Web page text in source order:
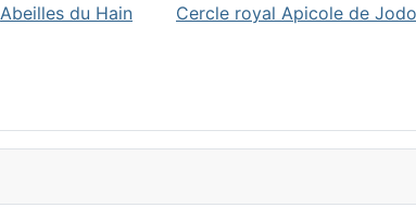
Abeilles du Hain Cercle royal Apicole de